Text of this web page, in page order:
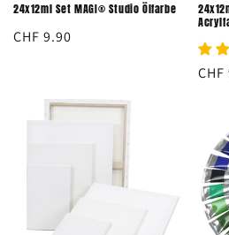
24x12ml Set MAGI® Studio Ölfarbe
Normaler
CHF 9.90